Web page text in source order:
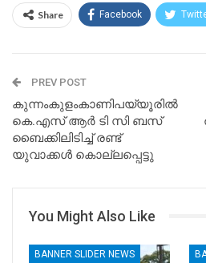
Share Facebook
PREV POST
കുന്നംകുളംകാണിപയ്യൂരിൽ
കെ.എസ് ആർ ടി സി ബസ്
ബൈക്കിലിടിച്ച് രണ്ട്
യുവാക്കൾ കൊല്ലപ്പെട്ടു
You Might Also Like
BANNER SLIDER NEWS